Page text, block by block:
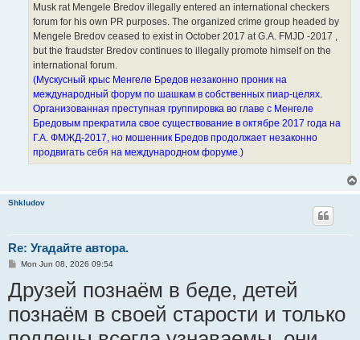
Musk rat Mengele Bredov illegally entered an international checkers
forum for his own PR purposes. The organized crime group headed by
Mengele Bredov ceased to exist in October 2017 at G.A. FMJD -2017 ,
but the fraudster Bredov continues to illegally promote himself on the
international forum.
(Мускусный крыс Менгеле Бредов незаконно проник на
международный форум по шашкам в собственных пиар-целях.
Организованная преступная группировка во главе с Менгеле
Бредовым прекратила свое существование в октябре 2017 года на
Г.А. ФМЖД-2017, но мошенник Бредов продолжает незаконно
продвигать себя на международном форуме.)
Shkludov
Re: Угадайте автора.
P
s
Mon Jun 08, 2026 09:54
Друзей познаём в беде, детей
познаём в своей старости и только